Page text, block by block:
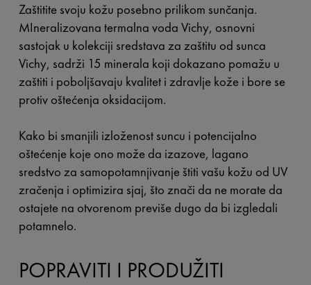
Zaštitite svoju kožu posebno prilikom sunčanja.
MIneralizovana termalna voda Vichy, osnovni
sastojak u kolekciji sredstava za zaštitu od sunca
Vichy, sadrži 15 minerala koji dokazano pomažu u
zaštiti i poboljšavaju kvalitet i zdravlje kože i bore se
protiv oštećenja oksidacijom.
Kako bi smanjili izloženost suncu i potencijalno
oštećenje koje ono može da izazove, lagano
sredstvo za samopotamnjivanje štiti vašu kožu od UV
zračenja i optimizira sjaj, što znači da ne morate da
ostajete na otvorenom previše dugo da bi izgledali
potamnelo.
POPRAVITI I PRODUŽITI